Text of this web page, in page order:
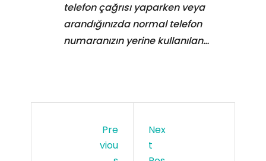
telefon çağrısı yaparken veya
arandığınızda normal telefon
numaranızın yerine kullanılan…
Pre
Viou
Nex
T